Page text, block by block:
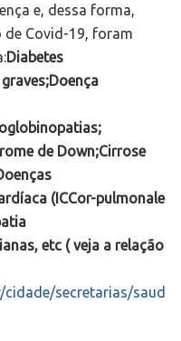
e, dessa forma,
Covid-19, foram
Diabetes
de Down;Cirrose
(ICCor-pulmonale
etc ( veja a relação
cidade/secretarias/saud